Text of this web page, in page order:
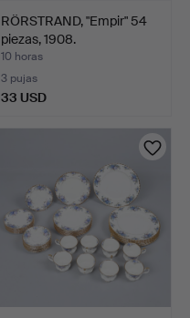
RÖRSTRAND, "Empir" 54
piezas, 1908.
10 horas
3 pujas
33 USD